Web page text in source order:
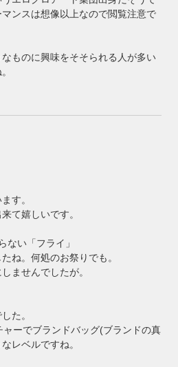
ンスは想像以上なので閲覧注意で
ものに興味をそそられる人が多い
す。
て嬉しいです。
ない「フライ」
ね。何処のお祭りでも。
ませんでしたが。
た。
ーでブランドバッグ(ブランドの真
レベルですね。